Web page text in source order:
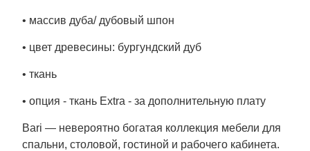
• массив дуба/ дубовый шпон
• цвет древесины: бургундский дуб
• ткань
• опция - ткань Еxtra - за дополнительную плату
Bari — невероятно богатая коллекция мебели для
спальни, столовой, гостиной и рабочего кабинета.